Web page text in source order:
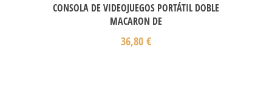
CONSOLA DE VIDEOJUEGOS PORTÁTIL DOBLE
MACARON DE
36,80 €